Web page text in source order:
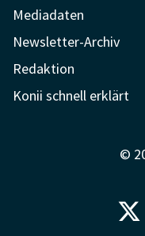
Mediadaten
Newsletter-Archiv
Redaktion
Konii schnell erklärt
©